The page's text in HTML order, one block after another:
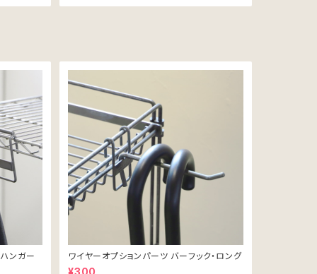
ンガー ワイヤーオプションパーツ バーフック・ロング